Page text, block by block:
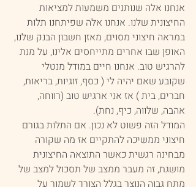
אנחנו אלה שנותנים משמעות למציאות
החיצונית שלנו. אנחנו אלה שפיתחנו תלות
במראה חיצוני מסוים, מאזן חשבון הבנק שלנו,
האופן שבו אחרים מתייחסים אלינו, על מנת
להרגיש טוב. אנחנו חיים במודל מנטלי
שקובע שאם יהיה לי ( כסף, זוגיות, בריאות,
חברים, בית ) אז אני ארגיש טוב (רווחה,
אהבה, שלווה, כיף, נחת).
המודל הזה פשוט לא נכון. אם התלות בגורם
חיצוני ממשיכה להתקיים אז מה שקורה
מבחינה רגשית כאשר התוצאה החיצונית
מושגת, זה מעבר ממצב של תסכול למצב של